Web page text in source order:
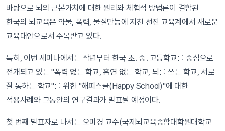
바탕으로 뇌의 근본가치에 대한 원리와 체험적 방법론이 결합된
한국의 뇌교육은 약물, 폭력, 물질만능에 지친 선진 교육계에서 새로운
교육대안으로서 주목받고 있다.
특히, 이번 세미나에서는 작년부터 한국 초․중․고등학교를 중심으로
전개되고 있는 "폭력 없는 학교, 흡연 없는 학교, 뇌를 쓰는 학교, 서로
잘 통하는 학교"를 위한 "해피스쿨(Happy School)"에 대한
적용사례와 그동안의 연구결과가 발표될 예정이다.
첫 번째 발표자로 나서는 오미경 교수(국제뇌교육종합대학원대학교